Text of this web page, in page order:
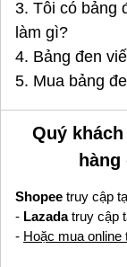
3. Tôi có bảng
làm gì?
4. Bảng đen
5. Mua bảng
Quý
Shopee truy cập
- Lazadatruy cập
- Hoặc mua online